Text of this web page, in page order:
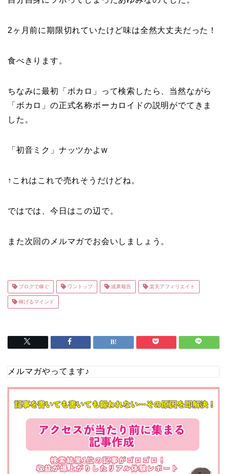
2ヶ月前に期限切れていたけど味は全然大丈夫だった！
食べきります。
ちなみに最初「ボカロ」って検索したら、当然ながら
「ボカロ」の正式名称ボーカロイドの説明がでてきま
した。
「初音ミク」ナッツかよw
↑これはこれで売れそうだけどね。
ではでは、今日はこの辺で。
また次回のメルマガでお会いしましょう。
ブログで稼ぐ ワントップ 成果報告 楽天アフィリエイト
稼げるマインド
メルマガやってます♪